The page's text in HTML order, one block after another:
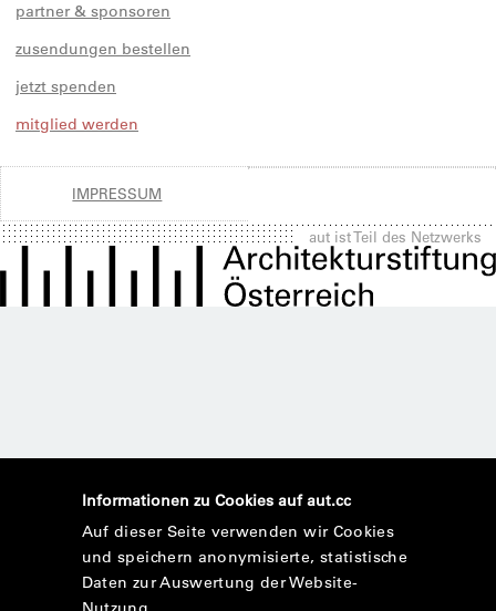
partner & sponsoren
zusendungen bestellen
jetzt spenden
mitglied werden
IMPRESSUM
aut ist Teil des Netzwerks
Informationen zu Cookies auf aut.cc
Auf dieser Seite verwenden wir Cookies
und speichern anonymisierte, statistische
Daten zur Auswertung der Website-